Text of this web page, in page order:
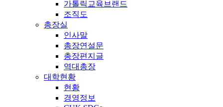
가톨릭교육브랜드
조직도
총장실
인사말
총장연설문
총장편지글
역대총장
대학현황
현황
경영정보